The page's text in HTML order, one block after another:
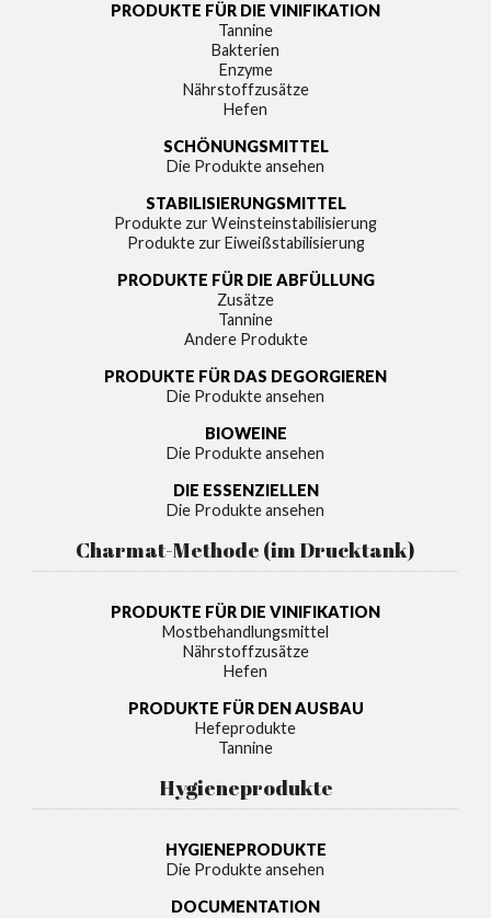
PRODUKTE FÜR DIE VINIFIKATION
Tannine
Bakterien
Enzyme
Nährstoffzusätze
Hefen
SCHÖNUNGSMITTEL
Die Produkte ansehen
STABILISIERUNGSMITTEL
Produkte zur Weinsteinstabilisierung
Produkte zur Eiweißstabilisierung
PRODUKTE FÜR DIE ABFÜLLUNG
Zusätze
Tannine
Andere Produkte
PRODUKTE FÜR DAS DEGORGIEREN
Die Produkte ansehen
BIOWEINE
Die Produkte ansehen
DIE ESSENZIELLEN
Die Produkte ansehen
Charmat-Methode (im Drucktank)
PRODUKTE FÜR DIE VINIFIKATION
Mostbehandlungsmittel
Nährstoffzusätze
Hefen
PRODUKTE FÜR DEN AUSBAU
Hefeprodukte
Tannine
Hygieneprodukte
HYGIENEPRODUKTE
Die Produkte ansehen
DOCUMENTATION